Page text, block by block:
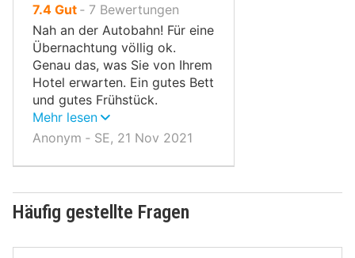
7.4von
10,
Gut ‐ 7 Bewertungen
Nah an der Autobahn! Für eine
Übernachtung völlig ok.
Genau das, was Sie von Ihrem
Hotel erwarten. Ein gutes Bett
und gutes Frühstück.
Empfohlen!
Mehr lesen
Anonym ‐ SE, 21 Nov 2021
Häufig gestellte Fragen